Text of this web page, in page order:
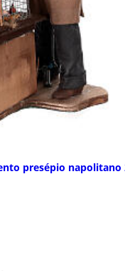
presépio napolitano